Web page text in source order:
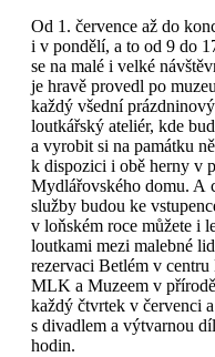
Od 1. července až do
i v pondělí, a to od 9 do
se na malé i velké
je hravě provedl po
každý všední
loutkářský ateliér, kde
a vyrobit si na památku
k dispozici i obě herny v
Mydlářovského domu. A
služby budou ke
v loňském roce můžete i
loutkami mezi malebné
rezervaci Betlém v
MLK a Muzeem v
každý čtvrtek v červenci
s divadlem a výtvarnou
hodin.